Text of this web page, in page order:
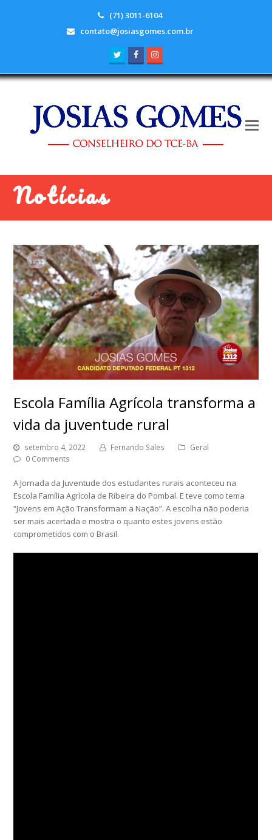
(71) 3011-6104
contato@josiasgomes.com.br
TwitterFacebook
Notícias
Escola Família Agrícola transforma a
vida da juventude rural
setembro 4, 2022 Fernando Sales
Geral
0 Comments
A Jornada da Juventude dos estudantes rurais aconteceu na
Escola Família Agrícola de Ribeira do Pombal. E teve como tema
“Jovens em Ação Transformam a Nação”. A escolha não poderia
ser mais acertada e mostra o quanto estes jovens estão
comprometidos com o Brasil.